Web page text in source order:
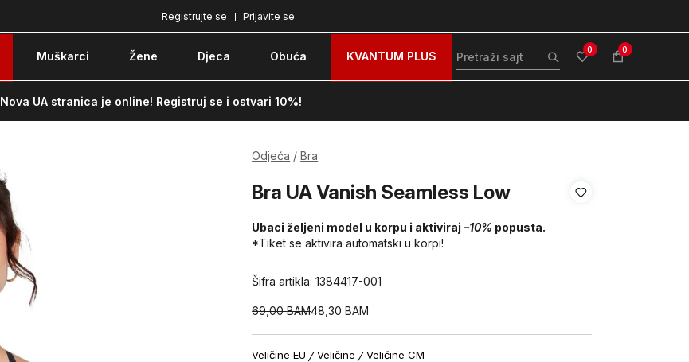
Plaćanje karticom ili pouzećem Prijavite se
Registrujte se
Muškarci Žene Djeca Obuća KVANTUM PLUS 0 0
Nova UA stranica je online! Registruj se i ostvari 10%!
Odjeća Bra
Bra UA Vanish Seamless Low
Ubaci željeni model u korpu i aktiviraj–10% popusta.
*Tiket se aktivira automatski u korpi!
Šifra artikla:1384417-001
69,00 BAM48,30 BAM
Veličine EU Veličine Veličine CM